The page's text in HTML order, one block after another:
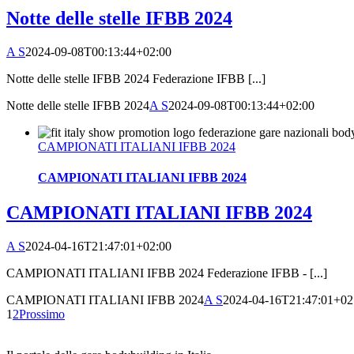
Notte delle stelle IFBB 2024
A S2024-09-08T00:13:44+02:00
Notte delle stelle IFBB 2024 Federazione IFBB [...]
Notte delle stelle IFBB 2024A S2024-09-08T00:13:44+02:00
CAMPIONATI ITALIANI IFBB 2024
CAMPIONATI ITALIANI IFBB 2024
CAMPIONATI ITALIANI IFBB 2024
A S2024-04-16T21:47:01+02:00
CAMPIONATI ITALIANI IFBB 2024 Federazione IFBB - [...]
CAMPIONATI ITALIANI IFBB 2024A S2024-04-
1 2Prossimo